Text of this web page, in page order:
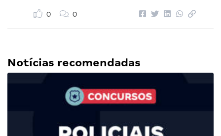
0 0
Notícias recomendadas